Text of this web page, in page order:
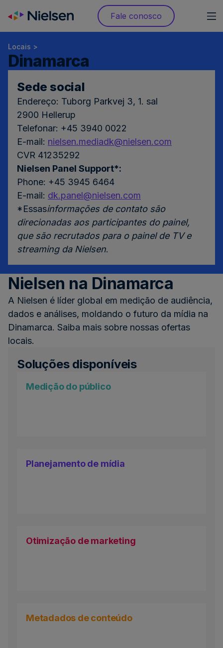
content
Fale conosco
Locais >
Dinamarca
Sede social
Endereço: Tuborg Parkvej 3, 1. sal
2900 Hellerup
Telefonar: +45 3940 0022
E-mail: nielsen.mediadk@nielsen.com
CVR 41235292
Nielsen Panel Support*:
Phone: +45 3945 6464
E-mail: dk.panel@nielsen.com
*Essasinformações de contato são
direcionadas aos participantes do painel,
que são recrutados para o painel de TV e
streaming da Nielsen.
Nielsen na Dinamarca
A Nielsen é líder global em medição de audiência,
dados e análises, moldando o futuro da mídia na
Dinamarca. Saiba mais sobre nossas ofertas
locais.
Soluções disponíveis
Medição do público
Planejamento de mídia
Otimização de marketing
Metadados de conteúdo